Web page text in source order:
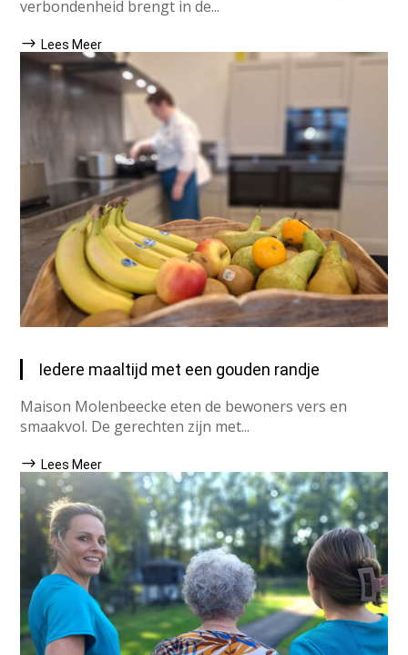
verbondenheid brengt in de...
Lees Meer
Iedere maaltijd met een gouden randje
Maison Molenbeecke eten de bewoners vers en
smaakvol. De gerechten zijn met...
Lees Meer